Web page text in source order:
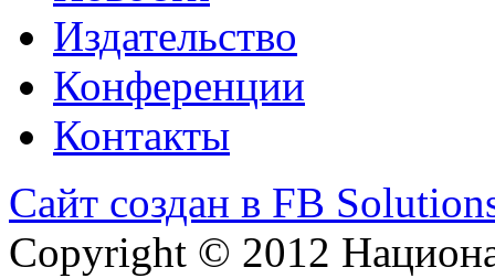
Издательство
Конференции
Контакты
Сайт создан в FB
Copyright © 2012